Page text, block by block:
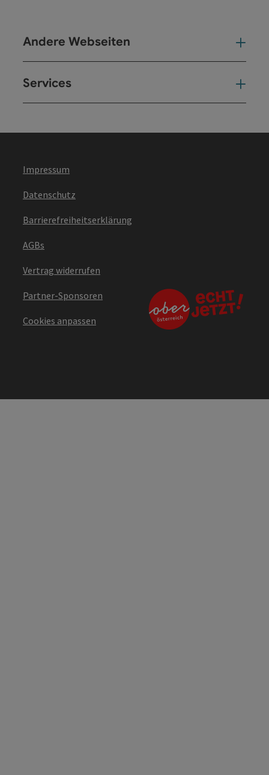
Andere Webseiten
Services
Impressum
Datenschutz
Barrierefreiheitserklärung
AGBs
Vertrag widerrufen
Partner-Sponsoren
Cookies anpassen